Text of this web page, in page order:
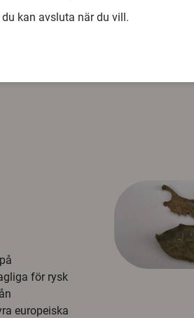
för rysk
europeiska
kan avsluta när du vill.